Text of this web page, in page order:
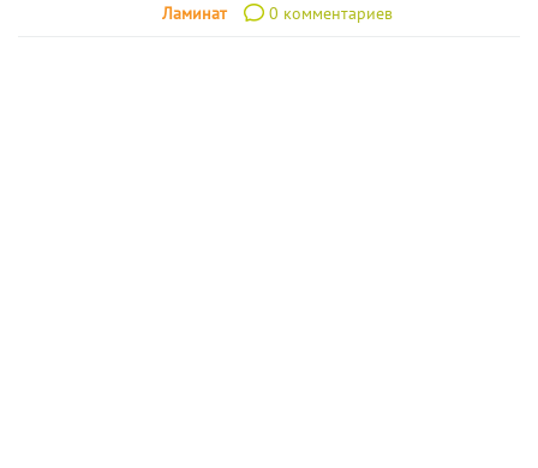
Ламинат 0 комментариев